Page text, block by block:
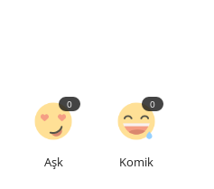
Aşk
0
Komik
0